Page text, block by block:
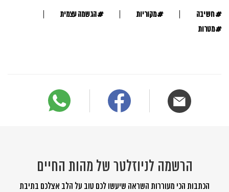
#חשיבה #מקוריות #הגשמה עצמית
#מטרות
הרשמה לניוזלטר של מהות החיים
הכתבות הכי מעוררות השראה שיעשו לכם טוב על הלב אצלכם בתיבת